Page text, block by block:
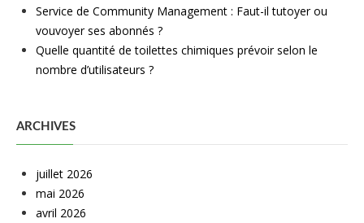
Service de Community Management : Faut-il tutoyer ou
vouvoyer ses abonnés ?
Quelle quantité de toilettes chimiques prévoir selon le
nombre d’utilisateurs ?
ARCHIVES
juillet 2026
mai 2026
avril 2026